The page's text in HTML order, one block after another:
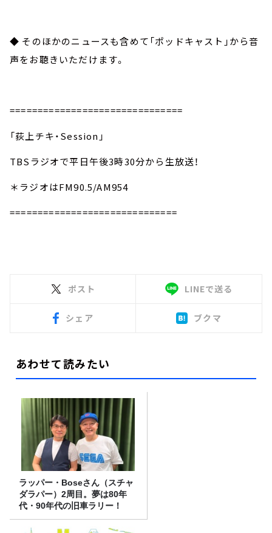
◆ そのほかのニュースも含めて「ポッドキャスト」から音
声をお聴きいただけます。
===============================
「荻上チキ・Session」
TBSラジオで平日午後3時30分から生放送！
＊ラジオはFM90.5/AM954
==============================
ポスト LINEで送る
シェア ブクマ
あわせて読みたい
ラッパー・Boseさん（スチャ
ダラパー）2周目。夢は80年
代・90年代の旧車ラリー！